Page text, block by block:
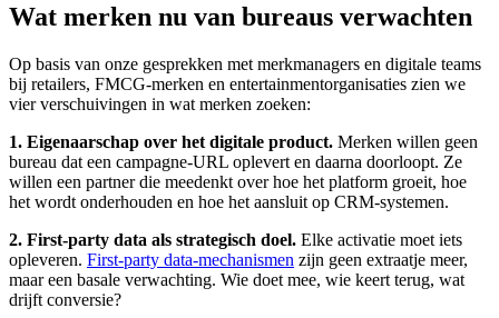
Wat merken nu van bureaus verwachten
Op basis van onze gesprekken met merkmanagers en digitale teams
bij retailers, FMCG-merken en entertainmentorganisaties zien we
vier verschuivingen in wat merken zoeken:
1. Eigenaarschap over het digitale product. Merken willen geen
bureau dat een campagne-URL oplevert en daarna doorloopt. Ze
willen een partner die meedenkt over hoe het platform groeit, hoe
het wordt onderhouden en hoe het aansluit op CRM-systemen.
2. First-party data als strategisch doel. Elke activatie moet iets
opleveren. First-party data-mechanismen zijn geen extraatje meer,
maar een basale verwachting. Wie doet mee, wie keert terug, wat
drijft conversie?